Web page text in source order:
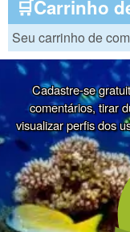
🛒Carrinho
Seu carrinho de
Cadastre-se
comentários, tirar
visualizar perfis dos